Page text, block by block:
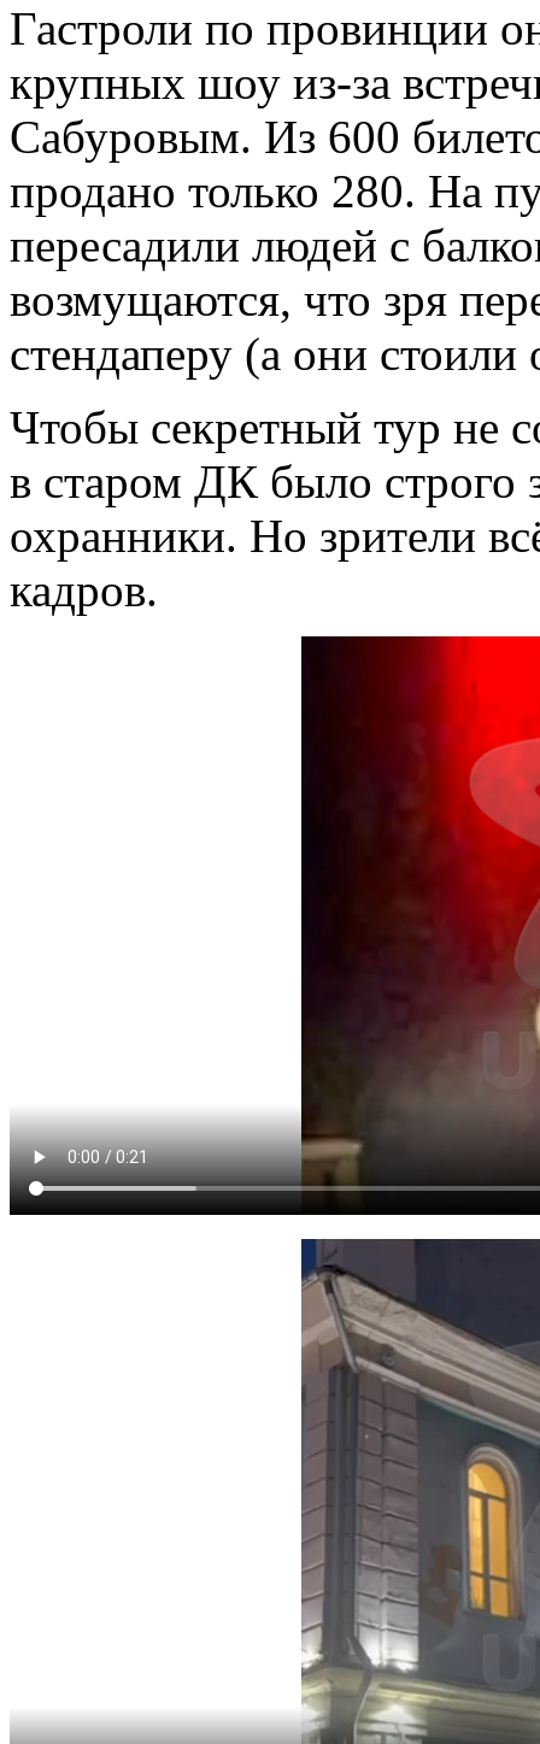
Гастроли по провинции
крупных шоу из-за
Сабуровым. Из 600
продано только 280. На
пересадили людей с
возмущаются, что зря
стендаперу (а они стоили
Чтобы секретный тур не
в старом ДК было
охранники. Но зрители
кадров.